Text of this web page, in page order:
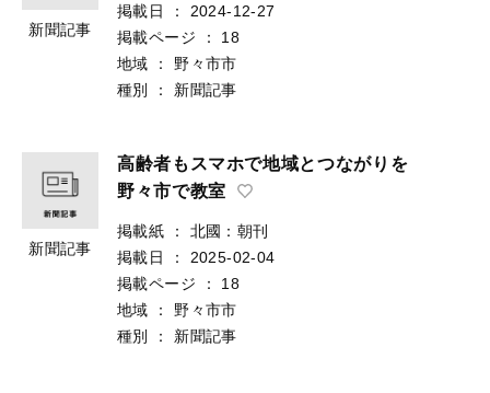
新聞記事
掲載日
：
2024-12-27
掲載ページ
：
18
地域
：
野々市市
種別
： 新聞記事
新聞記事
高齢者もスマホで地域とつながりを
野々市で教室
掲載紙 ：
北國：朝刊
掲載日
：
2025-02-04
掲載ページ
：
18
地域
：
野々市市
種別
： 新聞記事